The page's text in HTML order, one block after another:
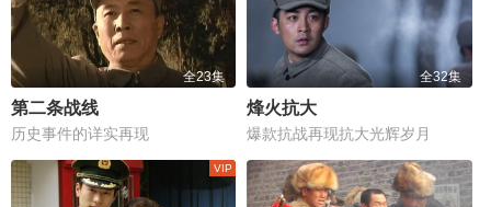
全23集
第二条战线
历史事件的详实再现
全32集
烽火抗大
爆款抗战再现抗大光辉岁月